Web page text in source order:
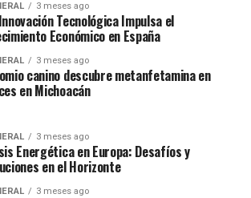
global ha exacerbado la
de estos fenómenos,
la biodiversidad y la seguridad
y Argentina, las sequías han
la producción agrícola, lo
un aumento en los precios de los
es el sustento de millones de
región, y su vulnerabilidad al
3 meses ago
Tecnológica Impulsa el
Económico en España
3 meses ago
canino descubre metanfetamina en
en Michoacán
3 meses ago
Energética en Europa: Desafíos y
en el Horizonte
3 meses ago